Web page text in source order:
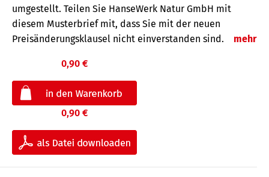
umgestellt. Teilen Sie HanseWerk Natur GmbH mit
diesem Musterbrief mit, dass Sie mit der neuen
Preisänderungsklausel nicht einverstanden sind.
mehr
0,90 €
0,90 €